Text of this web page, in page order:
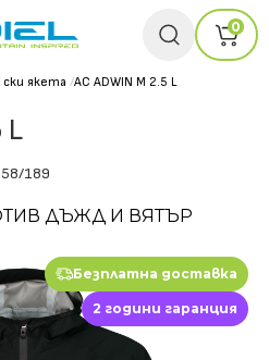
0
якета /AC ADWIN M 2.5 L
L
189
ДЪЖД И ВЯТЪР
Безплатна доставка
2 години гаранция